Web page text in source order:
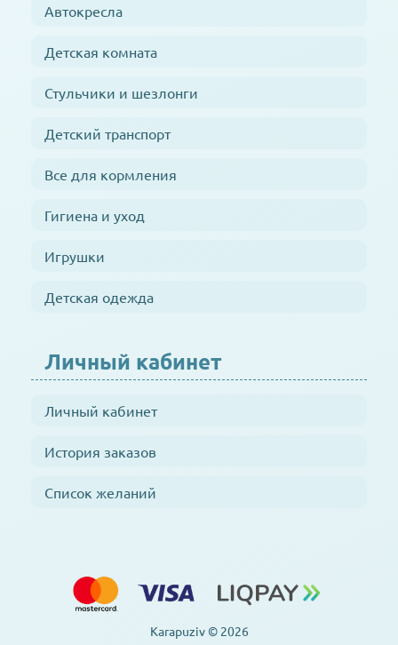
Автокресла
Детская комната
Стульчики и шезлонги
Детский транспорт
Все для кормления
Гигиена и уход
Игрушки
Детская одежда
Личный кабинет
Личный кабинет
История заказов
Список желаний
Karapuziv © 2026